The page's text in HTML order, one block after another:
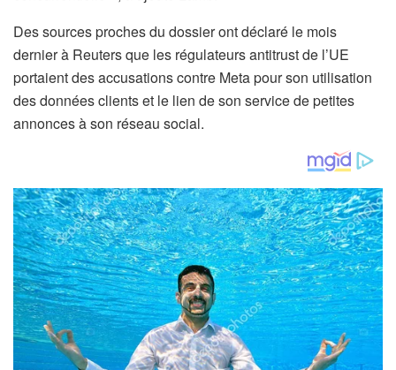
Des sources proches du dossier ont déclaré le mois
dernier à Reuters que les régulateurs antitrust de l’UE
portaient des accusations contre Meta pour son utilisation
des données clients et le lien de son service de petites
annonces à son réseau social.